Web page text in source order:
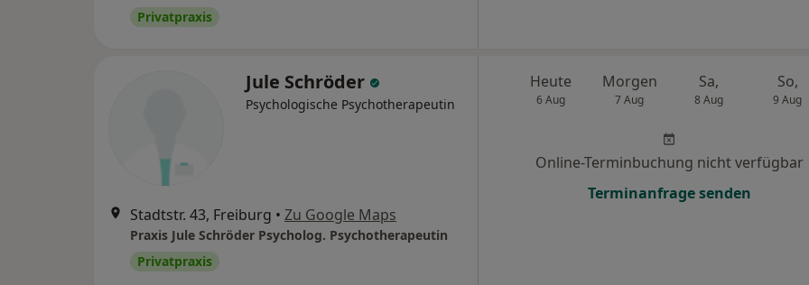
Privatpraxis
Jule Schröder
Psychologische Psychotherapeutin
Stadtstr. 43, Freiburg • Zu Google Maps
Praxis Jule Schröder Psycholog. Psychotherapeutin
Privatpraxis
Heute
6 Aug
Morgen
7 Aug
Sa,
8 Aug
So,
9 Aug
Online-Terminbuchung nicht verfügbar
Terminanfrage senden